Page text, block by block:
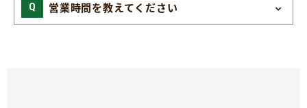
営業時間を教えてください